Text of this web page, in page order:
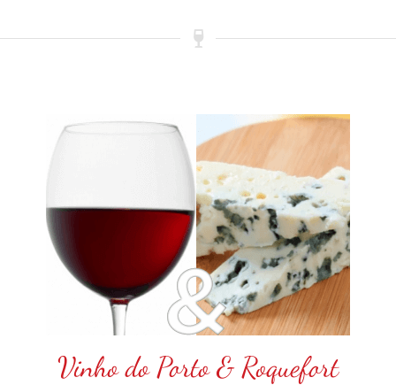
Vinho do Porto & Roquefort